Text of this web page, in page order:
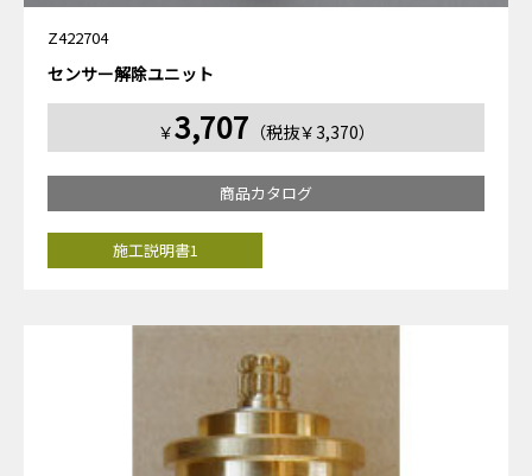
Z422704
センサー解除ユニット
￥3,707 （税抜￥3,370）
商品カタログ
施工説明書1